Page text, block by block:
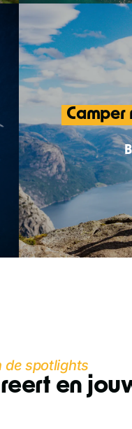
3 weken
Noorwegen!
in dit
spotlights
en